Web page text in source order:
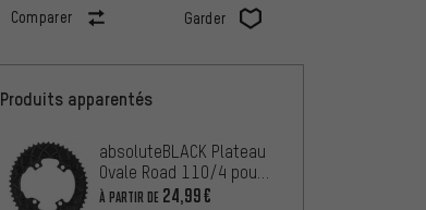
Comparer Garder
Produits apparentés
absoluteBLACK Plateau
Ovale Road 110/4 pour
Shimano Dura-Ace
À PARTIR DE 24,99€